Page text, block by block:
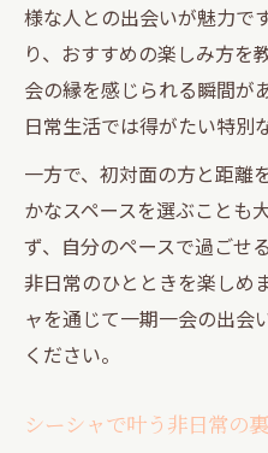
様な人との出会いが魅力で
り、おすすめの楽しみ方を
会の縁を感じられる瞬間が
日常生活では得がたい特別
一方で、初対面の方と距離
かなスペースを選ぶことも
ず、自分のペースで過ごせ
非日常のひとときを楽しめ
ャを通じて一期一会の出会
ください。
シーシャで叶う非日常の